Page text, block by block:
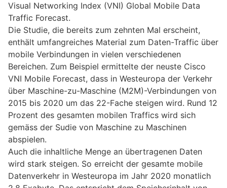
Visual Networking Index (VNI) Global Mobile Data
Traffic Forecast.
Die Studie, die bereits zum zehnten Mal erscheint,
enthält umfangreiches Material zum Daten-Traffic über
mobile Verbindungen in vielen verschiedenen
Bereichen. Zum Beispiel ermittelte der neuste Cisco
VNI Mobile Forecast, dass in Westeuropa der Verkehr
über Maschine-zu-Maschine (M2M)-Verbindungen von
2015 bis 2020 um das 22-Fache steigen wird. Rund 12
Prozent des gesamten mobilen Traffics wird sich
gemäss der Sudie von Maschine zu Maschinen
abspielen.
Auch die inhaltliche Menge an übertragenen Daten
wird stark steigen. So erreicht der gesamte mobile
Datenverkehr in Westeuropa im Jahr 2020 monatlich